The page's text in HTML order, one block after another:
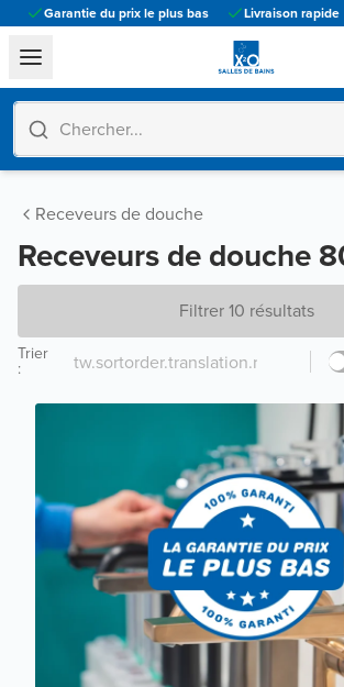
Garantie du prix le plus bas Livraison rapide
general.navigation.toggle_menu.label
Receveurs de douche
Receveurs de douche
Filtrer 10 résultats
Trier
: